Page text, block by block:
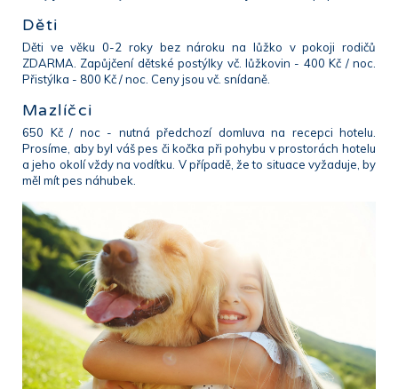
Děti
Děti ve věku 0-2 roky bez nároku na lůžko v pokoji rodičů
ZDARMA. Zapůjčení dětské postýlky vč. lůžkovin - 400 Kč / noc.
Přistýlka - 800 Kč / noc. Ceny jsou vč. snídaně.
Mazlíčci
650 Kč / noc - nutná předchozí domluva na recepci hotelu.
Prosíme, aby byl váš pes či kočka při pohybu v prostorách hotelu
a jeho okolí vždy na vodítku. V případě, že to situace vyžaduje, by
měl mít pes náhubek.